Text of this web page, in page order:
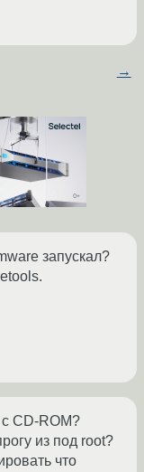
→
запускал?
CD-ROM?
из под root?
что